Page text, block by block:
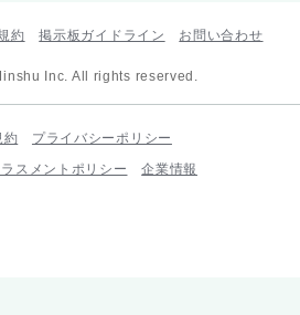
約 掲示板ガイドライン お問い合わせ
Inc. All rights reserved.
約
プライバシーポリシー
スメントポリシー
企業情報